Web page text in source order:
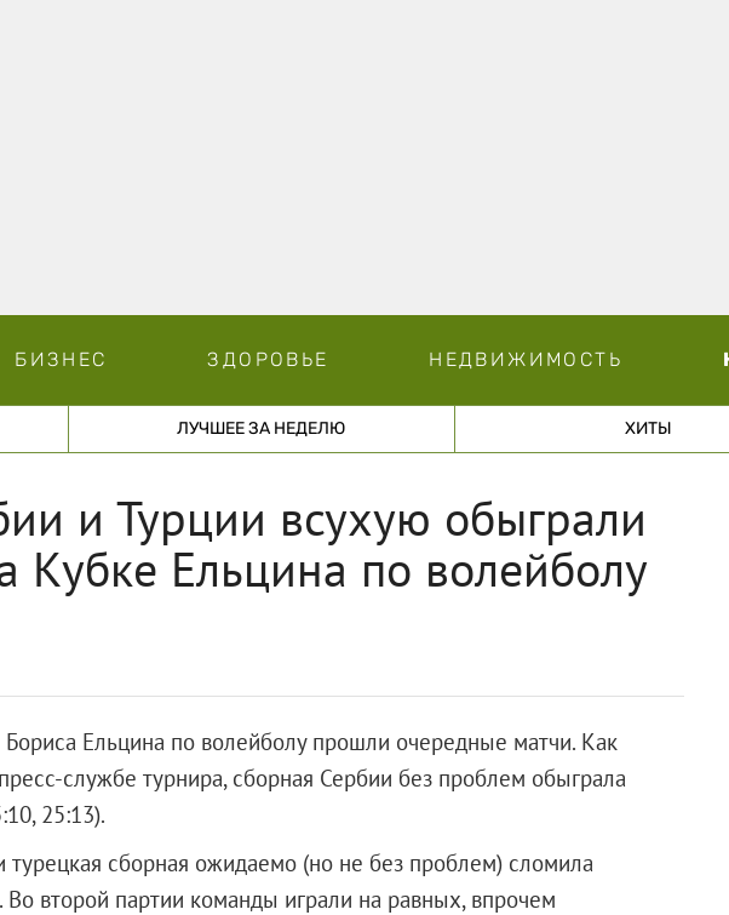
БИЗНЕС ЗДОРОВЬЕ НЕДВИЖИМОСТЬ
ЛУЧШЕЕ ЗА НЕДЕЛЮ ХИТЫ
и Турции всухую обыграли
Кубке Ельцина по волейболу
Ельцина по волейболу прошли очередные матчи. Как
службе турнира, сборная Сербии без проблем обыграла
25:13).
турецкая сборная ожидаемо (но не без проблем) сломила
Во второй партии команды играли на равных, впрочем